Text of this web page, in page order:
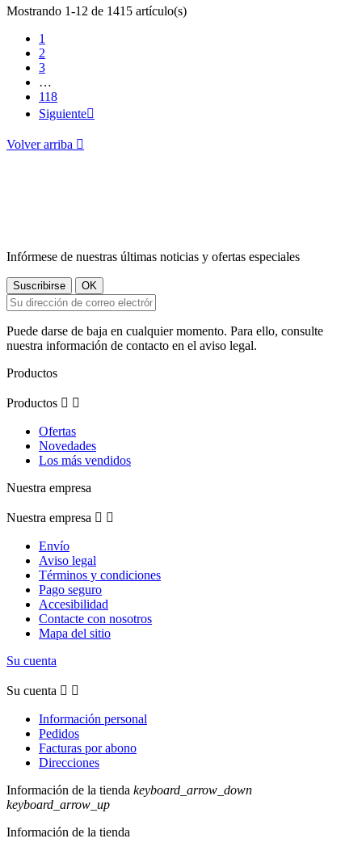
Mostrando 1-12 de 1415 artículo(s)
1
2
3
…
118
Siguiente
Volver arriba 
Infórmese de nuestras últimas noticias y ofertas especiales
Puede darse de baja en cualquier momento. Para ello, consulte
nuestra información de contacto en el aviso legal.
Productos
Productos  
Ofertas
Novedades
Los más vendidos
Nuestra empresa
Nuestra empresa  
Envío
Aviso legal
Términos y condiciones
Pago seguro
Accesibilidad
Contacte con nosotros
Mapa del sitio
Su cuenta
Su cuenta  
Información personal
Pedidos
Facturas por abono
Direcciones
Información de la tienda keyboard_arrow_down
keyboard_arrow_up
Información de la tienda